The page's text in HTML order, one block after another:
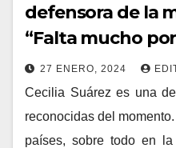
defensora de la
“Falta mucho
27 ENERO, 2024
Cecilia Suárez es una
reconocidas del
países, sobre todo en